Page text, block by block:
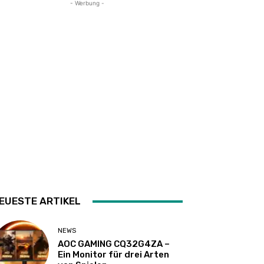
- Werbung -
ARTIKEL
NEWS
AOC GAMING CQ32G4ZA –
Ein Monitor für drei Arten